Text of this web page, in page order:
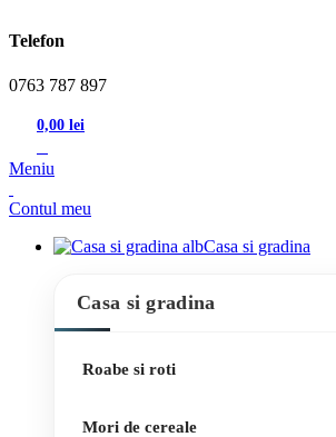
Telefon
0763 787 897
0,00 lei
Meniu
Contul meu
Casa si gradina
Casa si gradina
Roabe si roti
Mori de cereale